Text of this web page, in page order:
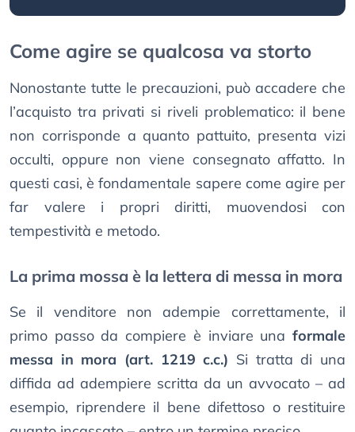
Come agire se qualcosa va storto
Nonostante tutte le precauzioni, può accadere che
l’acquisto tra privati si riveli problematico: il bene
non corrisponde a quanto pattuito, presenta vizi
occulti, oppure non viene consegnato affatto. In
questi casi, è fondamentale sapere come agire per
far valere i propri diritti, muovendosi con
tempestività e metodo.
La prima mossa è la lettera di messa in mora
Se il venditore non adempie correttamente, il
primo passo da compiere è inviare una formale
messa in mora (art. 1219 c.c.) Si tratta di una
diffida ad adempiere scritta da un avvocato – ad
esempio, riprendere il bene difettoso o restituire